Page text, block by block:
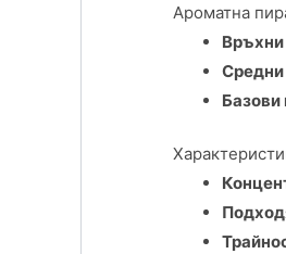
Ароматна
Връхни
Средни
Базови